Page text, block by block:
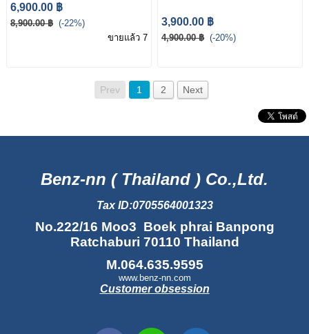
300SEL 500SEL
6,900.00 ฿
8,900.00 ฿ (-22%)
ขายแล้ว 7
3,900.00 ฿
4,900.00 ฿ (-20%)
Prev 1 2 Next
Benz-nn ( Thailand ) Co.,Ltd.
Tax ID:0705564001323
No.222/16 Moo3 Boek phrai Banpong
Ratchaburi 70110 Thailand
M.064.635.9595
www.benz-nn.com
Customer obsession